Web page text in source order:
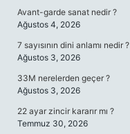
Avant-garde sanat nedir ?
Ağustos 4, 2026
7 sayısının dini anlamı nedir ?
Ağustos 3, 2026
33M nerelerden geçer ?
Ağustos 3, 2026
22 ayar zincir kararır mı ?
Temmuz 30, 2026